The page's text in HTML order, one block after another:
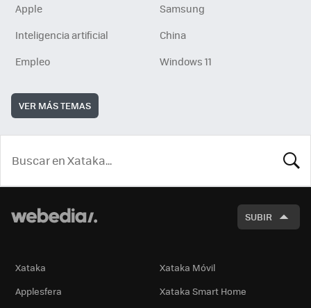
Apple
Samsung
Inteligencia artificial
China
Empleo
Windows 11
VER MÁS TEMAS
SUBIR
Xataka
Xataka Móvil
Applesfera
Xataka Smart Home